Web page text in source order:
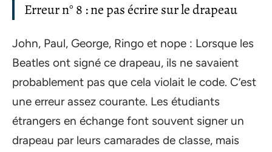
Erreur n° 8 : ne pas écrire sur le drapeau
John, Paul, George, Ringo et nope : Lorsque les
Beatles ont signé ce drapeau, ils ne savaient
probablement pas que cela violait le code. C’est
une erreur assez courante. Les étudiants
étrangers en échange font souvent signer un
drapeau par leurs camarades de classe, mais